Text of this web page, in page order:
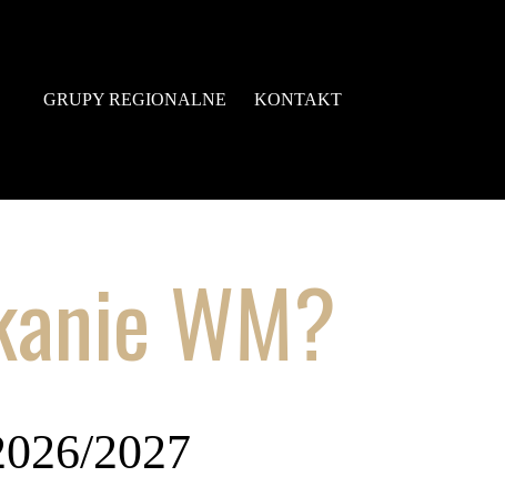
GRUPY REGIONALNE KONTAKT
WM?
2027